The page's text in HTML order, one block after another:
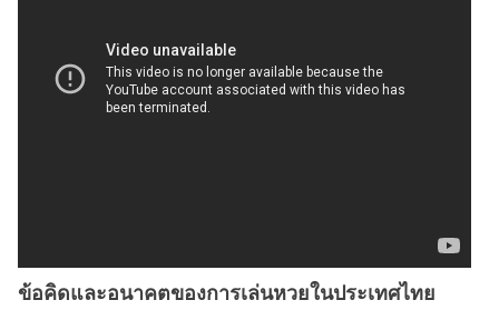
ข้อคิดและอนาคตของการเล่นหวยในประเทศไทย